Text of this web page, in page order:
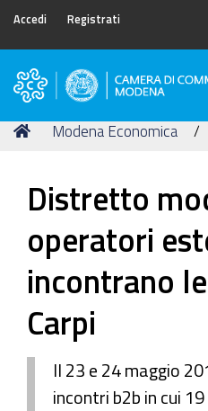
Accedi Registrati
Camera
Commercio
Tu
Home
Modena Economica
Distretto
operatori
incontrano
Carpi
Il 23 e 24 maggio
incontri b2b in cui